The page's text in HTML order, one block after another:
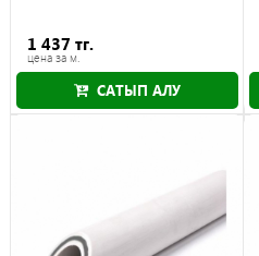
1 437 тг.
цена за м.
САТЫП АЛУ